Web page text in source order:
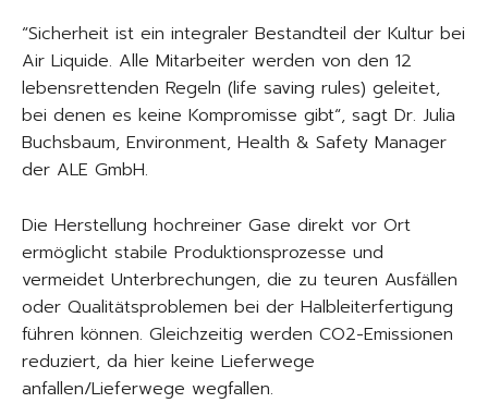
“Sicherheit ist ein integraler Bestandteil der Kultur bei
Air Liquide. Alle Mitarbeiter werden von den 12
lebensrettenden Regeln (life saving rules) geleitet,
bei denen es keine Kompromisse gibt“, sagt Dr. Julia
Buchsbaum, Environment, Health & Safety Manager
der ALE GmbH.
Die Herstellung hochreiner Gase direkt vor Ort
ermöglicht stabile Produktionsprozesse und
vermeidet Unterbrechungen, die zu teuren Ausfällen
oder Qualitätsproblemen bei der Halbleiterfertigung
führen können. Gleichzeitig werden CO2-Emissionen
reduziert, da hier keine Lieferwege
anfallen/Lieferwege wegfallen.